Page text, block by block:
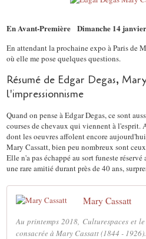
En Avant-Première Dimanche 14
En attendant la prochaine expo à Paris de
où elle me pose quelques questions.
Résumé de Edgar Degas,
l'impressionnisme
Quand on pense à Edgar Degas, ce sont
courses de chevaux qui viennent à l'esprit.
dont les oeuvres affolent encore
Mary Cassatt, bien peu nombreux sont
Elle n'a pas échappé au sort funeste
une rare amitié durant près de 40 ans,
Mary Cassatt
Au printemps 2018, Culturespaces et
consacrée à Mary Cassatt (1844 -